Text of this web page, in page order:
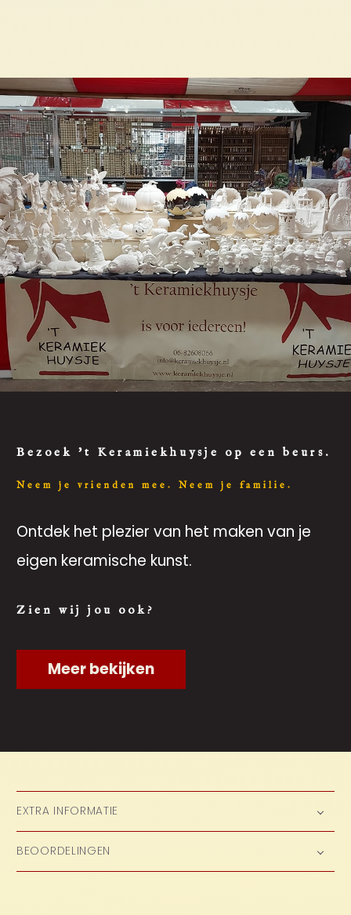
Bezoek 't Keramiekhuysje op een beurs.
Neem je vrienden mee. Neem je familie.
Ontdek het plezier van het maken van je
eigen keramische kunst.
Zien wij jou ook?
Meer bekijken
EXTRA INFORMATIE
BEOORDELINGEN